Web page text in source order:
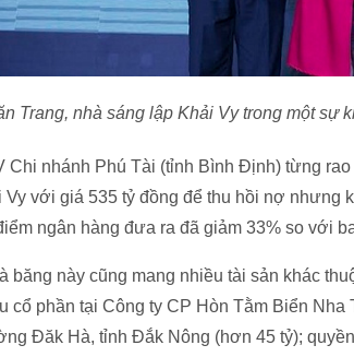
Trang, nhà sáng lập Khải Vy trong một sự
Chi nhánh Phú Tài (tỉnh Bình Định) từng
Vy với giá 535 tỷ đồng để thu hồi nợ nhưng
ngân hàng đưa ra đã giảm 33% so với
băng này cũng mang nhiều tài sản khác
cổ phần tại Công ty CP Hòn Tằm Biển
Đăk Hà, tỉnh Đắk Nông (hơn 45 tỷ);